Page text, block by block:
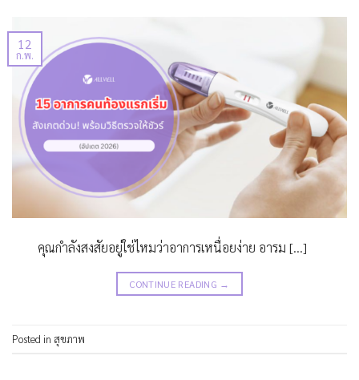
12
ก.พ.
คุณกำลังสงสัยอยู่ใช่ไหมว่าอาการเหนื่อยง่าย อารม […]
CONTINUE READING →
Posted in สุขภาพ